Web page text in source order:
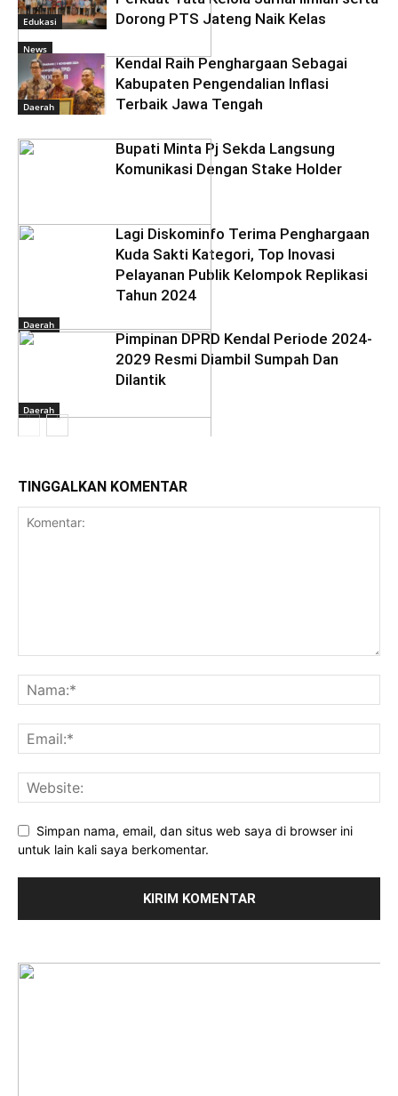
News
Edukasi
Dorong PTS Jateng Naik Kelas
Daerah
Kendal Raih Penghargaan Sebagai
Kabupaten Pengendalian Inflasi
Terbaik Jawa Tengah
Daerah
Bupati Minta Pj Sekda Langsung
Komunikasi Dengan Stake Holder
Daerah
Lagi Diskominfo Terima Penghargaan
Kuda Sakti Kategori, Top Inovasi
Pelayanan Publik Kelompok Replikasi
Tahun 2024
Daerah
Pimpinan DPRD Kendal Periode 2024-
2029 Resmi Diambil Sumpah Dan
Dilantik
TINGGALKAN KOMENTAR
Simpan nama, email, dan situs web saya di browser ini
untuk lain kali saya berkomentar.